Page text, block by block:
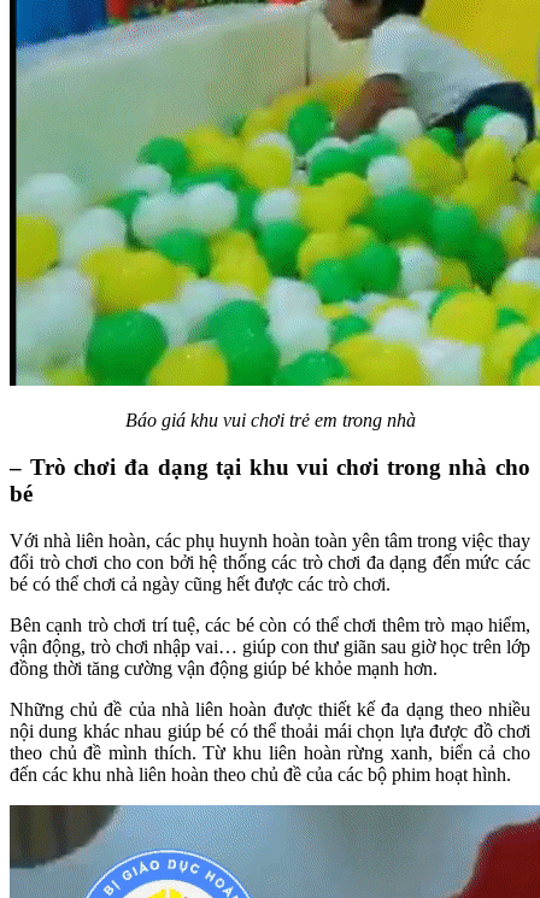
Báo giá khu vui chơi trẻ em trong nhà
– Trò chơi đa dạng tại khu vui chơi trong nhà cho
bé
Với nhà liên hoàn, các phụ huynh hoàn toàn yên tâm trong việc thay
đổi trò chơi cho con bởi hệ thống các trò chơi đa dạng đến mức các
bé có thể chơi cả ngày cũng hết được các trò chơi.
Bên cạnh trò chơi trí tuệ, các bé còn có thể chơi thêm trò mạo hiểm,
vận động, trò chơi nhập vai… giúp con thư giãn sau giờ học trên lớp
đồng thời tăng cường vận động giúp bé khỏe mạnh hơn.
Những chủ đề của nhà liên hoàn được thiết kế đa dạng theo nhiều
nội dung khác nhau giúp bé có thể thoải mái chọn lựa được đồ chơi
theo chủ đề mình thích. Từ khu liên hoàn rừng xanh, biển cả cho
đến các khu nhà liên hoàn theo chủ đề của các bộ phim hoạt hình.